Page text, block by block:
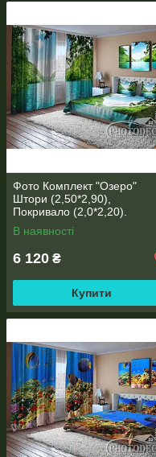
Фото Комплект "Озеро"
Штори (2,50*2,90),
Покривало (2,0*2,20).
Читаємо опис!
В наявності
6 120 ₴
Купити